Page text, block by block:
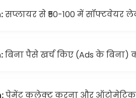
सप्लायर से ₹50-100 में सॉफ्टवेयर
बिना पैसे खर्च किए (Ads के
पेमेंट कलेक्ट करना और ऑटोमेटिक